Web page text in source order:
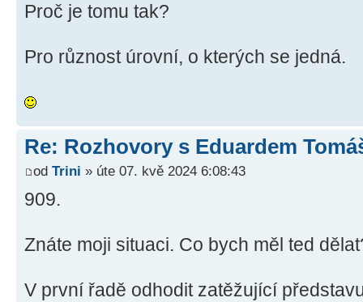
Proč je tomu tak?
Pro různost úrovní, o kterých se jedná.
Re: Rozhovory s Eduardem
od Trini » úte 07. kvě 2024 6:08:43
909.
Znáte moji situaci. Co bych měl ted
V první řadě odhodit zatěžující